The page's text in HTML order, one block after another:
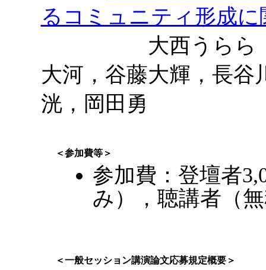
るコミュニティ形成
大西うらら，
大河，谷藤大輝，長谷
洸，岡田勇
＜参加費等＞
参加費：登壇者
み），聴講者（
＜一般セッション講演論文応募規定概要＞